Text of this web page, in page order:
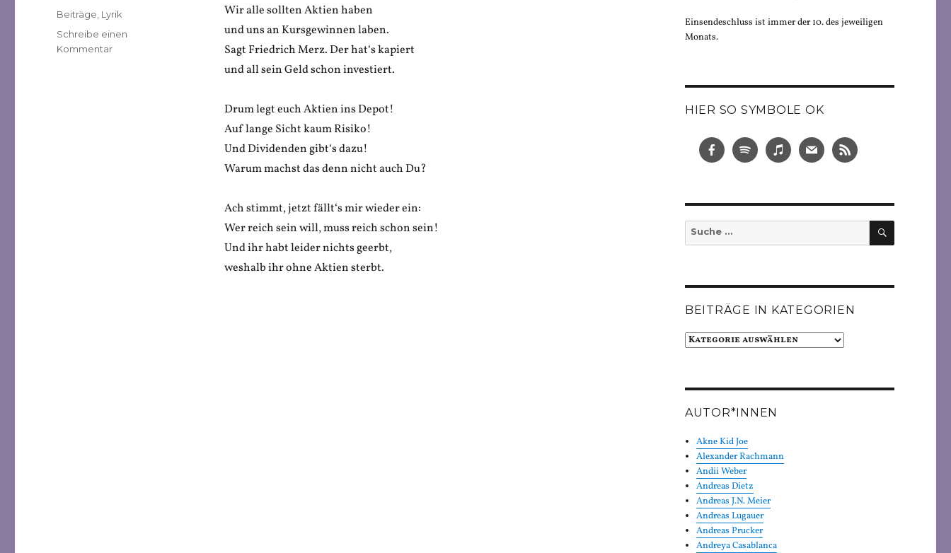
Wir alle sollten Aktien haben
und uns an Kursgewinnen laben.
Sagt Friedrich Merz. Der hat‘s kapiert
und all sein Geld schon investiert.
Drum legt euch Aktien ins Depot!
Auf lange Sicht kaum Risiko!
Und Dividenden gibt‘s dazu!
Warum machst das denn nicht auch Du?
Ach stimmt, jetzt fällt‘s mir wieder ein:
Wer reich sein will, muss reich schon sein!
Und ihr habt leider nichts geerbt,
weshalb ihr ohne Aktien sterbt.
Veröffentlicht
am
Kategorien
Beiträge Lyrik
Schreibe einen
Kommentarzu
Einsendeschluss ist immer der 10. des jeweiligen
Monats.
HIER SO SYMBOLE OK
Suche
nach:
SUCHEN
BEITRÄGE IN KATEGORIEN
Beiträge
AUTOR*INNEN
Akne Kid Joe
Alexander Rachmann
Andii Weber
Andreas Dietz
Andreas J.N. Meier
Andreas Lugauer
Andreas Prucker
Andreya Casablanca